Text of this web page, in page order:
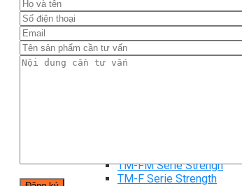
TGF Serie Strength
TM Serie Strength
TM-FM Serie Strengh
TM-F Serie Strength